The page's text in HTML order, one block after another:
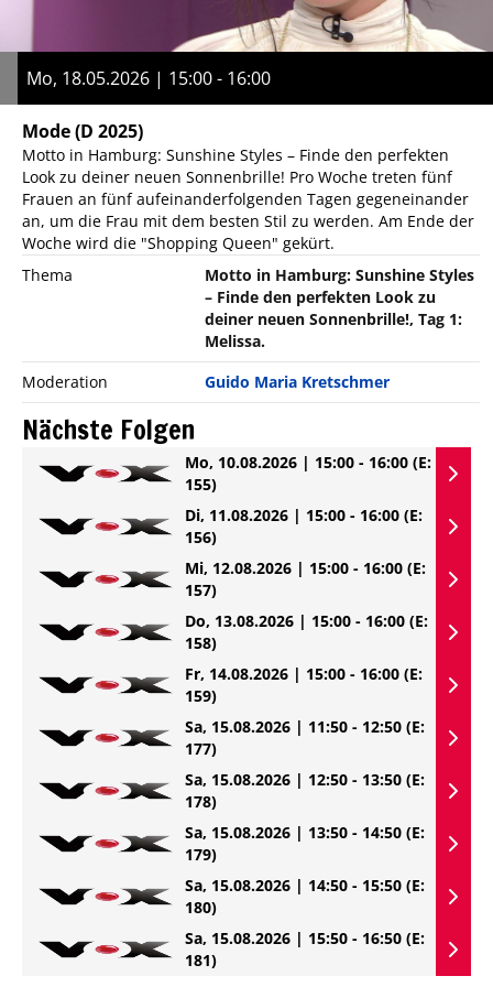
Mo, 18.05.2026 | 15:00 - 16:00
Mode(D 2025)
Motto in Hamburg: Sunshine Styles – Finde den perfekten
Look zu deiner neuen Sonnenbrille! Pro Woche treten fünf
Frauen an fünf aufeinanderfolgenden Tagen gegeneinander
an, um die Frau mit dem besten Stil zu werden. Am Ende der
Woche wird die "Shopping Queen" gekürt.
Thema
Motto in Hamburg: Sunshine Styles
– Finde den perfekten Look zu
deiner neuen Sonnenbrille!, Tag 1:
Melissa.
Moderation
Guido Maria Kretschmer
Nächste Folgen
Mo, 10.08.2026 | 15:00 - 16:00 (E:
155)
Di, 11.08.2026 | 15:00 - 16:00 (E:
156)
Mi, 12.08.2026 | 15:00 - 16:00 (E:
157)
Do, 13.08.2026 | 15:00 - 16:00 (E:
158)
Fr, 14.08.2026 | 15:00 - 16:00 (E:
159)
Sa, 15.08.2026 | 11:50 - 12:50 (E:
177)
Sa, 15.08.2026 | 12:50 - 13:50 (E:
178)
Sa, 15.08.2026 | 13:50 - 14:50 (E:
179)
Sa, 15.08.2026 | 14:50 - 15:50 (E:
180)
Sa, 15.08.2026 | 15:50 - 16:50 (E:
181)